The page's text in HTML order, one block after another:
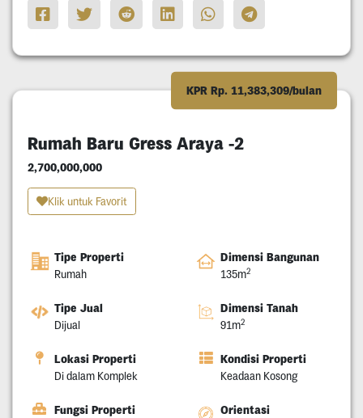
KPR Rp. 11,383,309/bulan
Rumah Baru Gress Araya -2
2,700,000,000
Klik untuk Favorit
Tipe Properti
Rumah
Dimensi Bangunan
135m2
Tipe Jual
Dijual
Dimensi Tanah
91m2
Lokasi Properti
Di dalam Komplek
Kondisi Properti
Keadaan Kosong
Fungsi Properti Orientasi